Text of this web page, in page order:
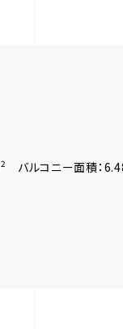
2 バルコニー面積：